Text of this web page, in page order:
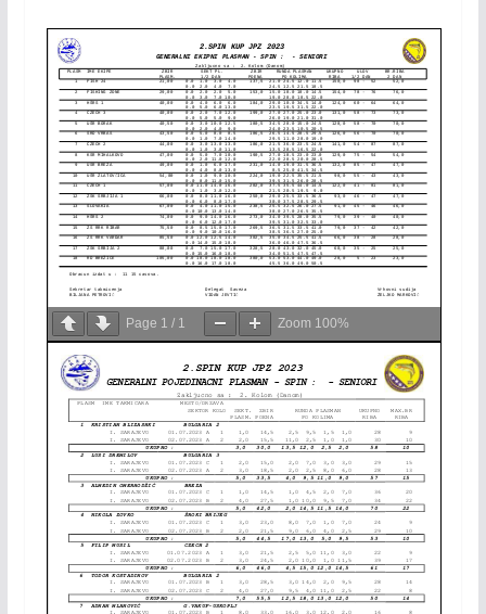
Page 1 / 1 Zoom 100%